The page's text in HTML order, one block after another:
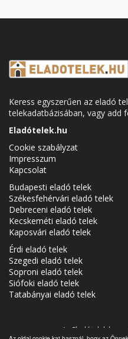
Keress egyszerűen az eladó
telekadatbázisában, vagy add
Eladótelek.hu
Cookie szabályzat
Impresszum
Kapcsolat
Budapesti eladó telek
Székesfehérvári eladó telek
Debreceni eladó telek
Kecskeméti eladó telek
Kaposvári eladó telek
Érdi eladó telek
Szegedi eladó telek
Soproni eladó telek
Siófoki eladó telek
Tatabányai eladó telek
Az Eladótelek.hu az